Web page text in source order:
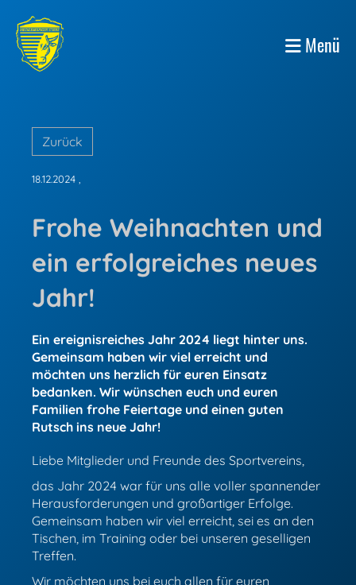
Menü
Zurück
18.12.2024
Frohe Weihnachten und
ein erfolgreiches neues
Jahr!
Ein ereignisreiches Jahr 2024 liegt hinter uns.
Gemeinsam haben wir viel erreicht und
möchten uns herzlich für euren Einsatz
bedanken. Wir wünschen euch und euren
Familien frohe Feiertage und einen guten
Rutsch ins neue Jahr!
Liebe Mitglieder und Freunde des Sportvereins,
das Jahr 2024 war für uns alle voller spannender
Herausforderungen und großartiger Erfolge.
Gemeinsam haben wir viel erreicht, sei es an den
Tischen, im Training oder bei unseren geselligen
Treffen.
Wir möchten uns bei euch allen für euren